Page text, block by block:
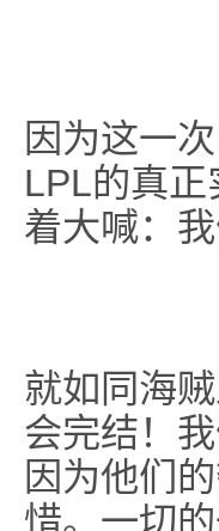
因为这一
LPL的真
着大喊：我
就如同海
会完结！
因为他们
惜。一切